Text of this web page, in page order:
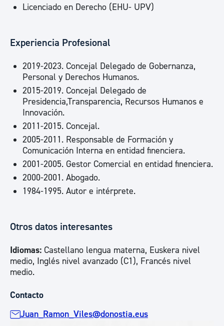
Licenciado en Derecho (EHU- UPV)
Experiencia Profesional
2019-2023. Concejal Delegado de Gobernanza,
Personal y Derechos Humanos.
2015-2019. Concejal Delegado de
Presidencia,Transparencia, Recursos Humanos e
Innovación.
2011-2015. Concejal.
2005-2011. Responsable de Formación y
Comunicación Interna en entidad finenciera.
2001-2005. Gestor Comercial en entidad finenciera.
2000-2001. Abogado.
1984-1995. Autor e intérprete.
Otros datos interesantes
Idiomas: Castellano lengua materna, Euskera nivel
medio, Inglés nivel avanzado (C1), Francés nivel
medio.
Contacto
Juan_Ramon_Viles@donostia.eus